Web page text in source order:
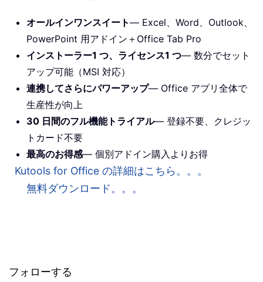
オールインワンスイート— Excel、Word、Outlook、
PowerPoint 用アドイン＋Office Tab Pro
インストーラー1 つ、ライセンス1 つ— 数分でセット
アップ可能（MSI 対応）
連携してさらにパワーアップ— Office アプリ全体で
生産性が向上
30 日間のフル機能トライアル— 登録不要、クレジッ
トカード不要
最高のお得感— 個別アドイン購入よりお得
Kutools for Office の詳細はこちら。。。
無料ダウンロード。。。
フォローする